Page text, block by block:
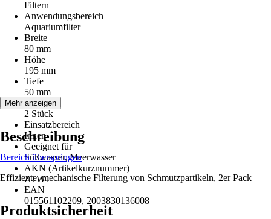
Filtern
Anwendungsbereich
Aquariumfilter
Breite
80 mm
Höhe
195 mm
Tiefe
50 mm
Inhalt
2 Stück
Einsatzbereich
Innen
Geeignet für
Süßwasser, Meerwasser
AKN (Artikelkurznummer)
ZTW1
EAN
015561102209, 2003830136008
Mehr anzeigen
Beschreibung
Bereich überspringen
Effiziente, mechanische Filterung von Schmutzpartikeln, 2er Pack
Produktsicherheit